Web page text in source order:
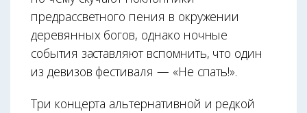
предрассветного пения в окружении
деревянных богов, однако ночные
события заставляют вспомнить, что один
из девизов фестиваля — «Не спать!».
Три концерта альтернативной и редкой